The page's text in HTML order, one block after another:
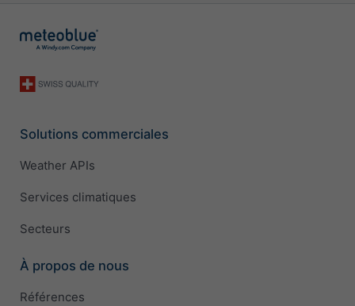
Solutions commerciales
Weather APIs
Services climatiques
Secteurs
À propos de nous
Références